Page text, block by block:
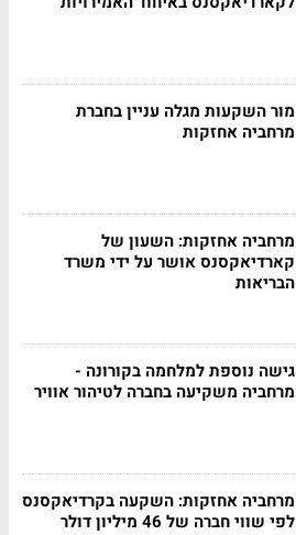
מור השקעות מגלה עניין בחברת
מרחביה אחזקות
מרחביה אחזקות: השעון של
קארדיאקסנס אושר על ידי משרד
הבריאות
גישה נוספת למלחמה בקורונה -
מרחביה משקיעה בחברה לטיהור אוויר
מרחביה אחזקות: השקעה בקרדיאקסנס
לפי שווי חברה של 46 מיליון דולר